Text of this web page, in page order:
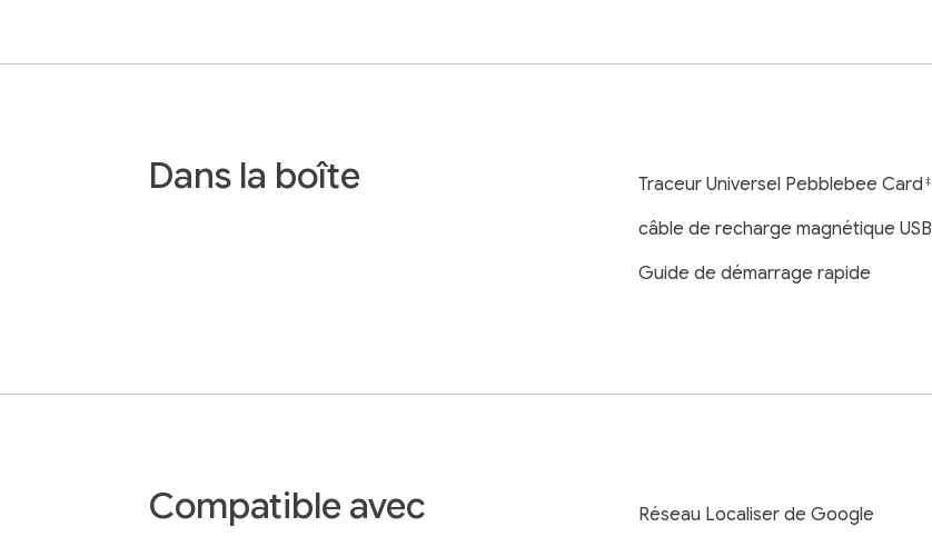
Dans la boîte Traceur Universel Pebblebee Card ‡
câble de recharge magnétique USB
Guide de démarrage rapide
Compatible avec
Réseau Localiser de Google